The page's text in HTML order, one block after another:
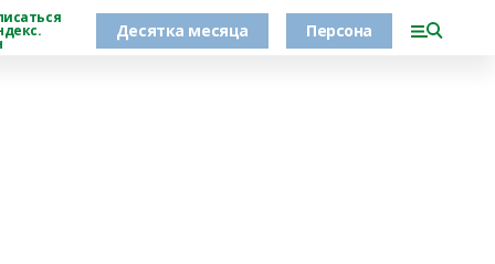
Десятка месяца Персона